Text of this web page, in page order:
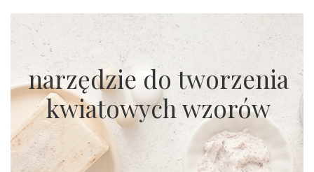
narzędzie do tworzenia
kwiatowych wzorów